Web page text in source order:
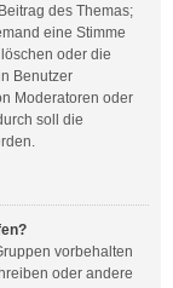
des Themas;
eine Stimme
oder die
Benutzer
Moderatoren oder
soll die
vorbehalten
oder andere